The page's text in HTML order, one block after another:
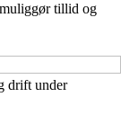
tillid og
drift under